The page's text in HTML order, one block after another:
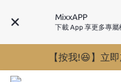
MixxAPP
下載 App 享更多專屬
【按我!😆】立